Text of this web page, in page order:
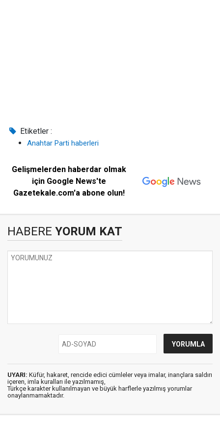
Etiketler :
Anahtar Parti haberleri
Gelişmelerden haberdar olmak
için Google News'te
Gazetekale.com'a abone olun!
HABERE YORUM KAT
UYARI: Küfür, hakaret, rencide edici cümleler veya imalar, inançlara saldırı
içeren, imla kuralları ile yazılmamış,
Türkçe karakter kullanılmayan ve büyük harflerle yazılmış yorumlar
onaylanmamaktadır.